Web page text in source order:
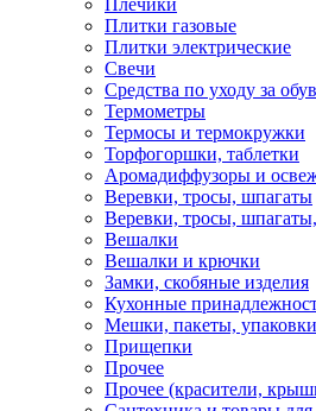
Плечики
Плитки газовые
Плитки электрические
Свечи
Средства по уходу за
Термометры
Термосы и термокружки
Торфогоршки, таблетки
Аромадиффузоры и
Веревки, тросы, шпагаты
Веревки, тросы,
Вешалки
Вешалки и крючки
Замки, скобяные изделия
Кухонные
Мешки, пакеты, упаковки
Прищепки
Прочее
Прочее (красители,